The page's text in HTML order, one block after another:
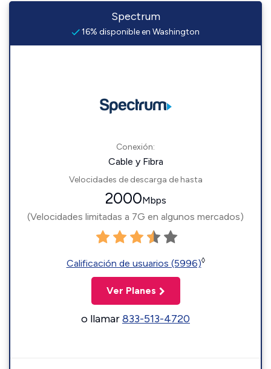
Spectrum
16% disponible en Washington
Conexión:
Cable y Fibra
Velocidades de descarga de hasta
2000Mbps
(Velocidades limitadas a 7G en algunos mercados)
Calificación de usuarios (5996)◊
Ver Planes
o llamar833-513-4720